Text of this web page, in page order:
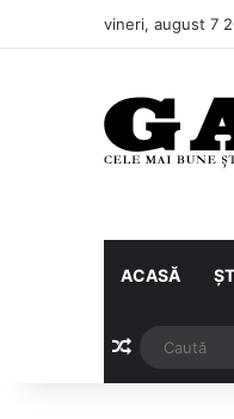
vineri, august 7
ACASĂ
Articol